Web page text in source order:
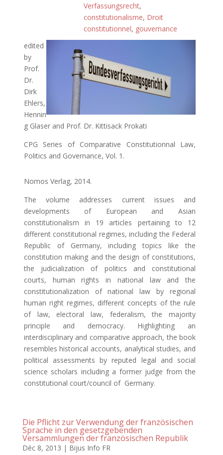
Verfassungsrecht,
constitutionalisme, Droit
constitutionnel, gouvernance
edited
by
Prof.
Dr.
Dirk
Ehlers,
Hennin
g Glaser and Prof. Dr. Kittisack Prokati
CPG Series of Comparative Constitutionnal Law,
Politics and Governance, Vol. 1.
Nomos Verlag, 2014.
The volume addresses current issues and
developments of European and Asian
constitutionalism in 19 articles pertaining to 12
different constitutional regimes, including the Federal
Republic of Germany, including topics like the
constitution making and the design of constitutions,
the judicialization of politics and constitutional
courts, human rights in national law and the
constitutionalization of national law by regional
human right regimes, different concepts of the rule
of law, electoral law, federalism, the majority
principle and democracy. Highlighting an
interdisciplinary and comparative approach, the book
resembles historical accounts, analytical studies, and
political assessments by reputed legal and social
science scholars including a former judge from the
constitutional court/council of Germany.
Die Pflicht zur Verwendung der französischen
Sprache in den gesetzgebenden
Versammlungen der französischen Republik
Déc 8, 2013 | Bijus Info FR